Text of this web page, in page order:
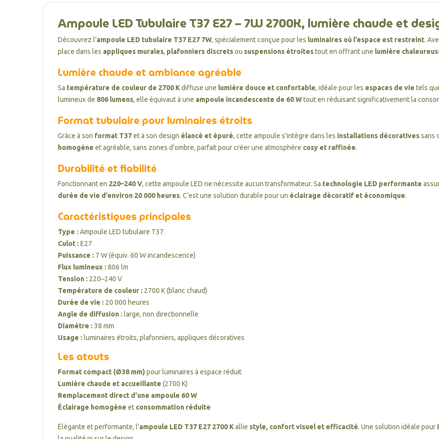
Ampoule LED Tubulaire T37 E27 – 7W 2700K, lumière chaude et
Découvrez l’ampoule LED tubulaire T37 E27 7W, spécialement conçue pour les luminaires où l’espace est restreint.
place dans les appliques murales, plafonniers discretsou suspensions étroitestout en offrant une lumière
Lumière chaude et ambiance agréable
Sa température de couleur de 2700 Kdiffuse une lumière douce et confortable, idéale pour les espaces de vie tels
lumineux de 806 lumens, elle équivaut à une ampoule incandescente de 60 Wtout en réduisant significativement la
Format tubulaire pour luminaires étroits
Grâce à son format T37et à son design élancé et épuré, cette ampoule s’intègre dans les installations décorativessans
homogène et agréable, sans zones d’ombre, parfait pour créer une atmosphère cosy et raffinée.
Durabilité et fiabilité
Fonctionnant en 220–240 V, cette ampoule LED ne nécessite aucun transformateur. Sa technologie LED performante
durée de vie d’environ 20 000 heures. C’est une solution durable pour un éclairage décoratif et économique.
Caractéristiques principales
Type : Ampoule LED tubulaire T37
Culot : E27
Puissance : 7 W (équiv. 60 W incandescence)
Flux lumineux : 806 lm
Tension : 220–240 V
Température de couleur : 2700 K (blanc chaud)
Durée de vie : 20 000 heures
Angle de diffusion : large, non directionnelle
Diamètre : 38 mm
Usage : luminaires étroits, plafonniers, appliques décoratives
Les atouts
Format compact (Ø38 mm) pour luminaires à espace réduit
Lumière chaude et accueillante (2700 K)
Remplacement direct d’une ampoule 60 W
Éclairage homogène et consommation réduite
Élégante et performante, l’ampoule LED T37 E27 2700 Kallie style, confort visuel et efficacité. Une solution idéale pour